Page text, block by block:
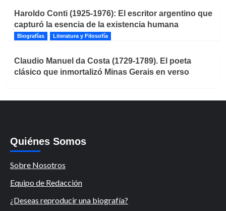
Haroldo Conti (1925-1976): El escritor argentino que
capturó la esencia de la existencia humana
Biografías Literatura y Filosofía
Claudio Manuel da Costa (1729-1789). El poeta
clásico que inmortalizó Minas Gerais en verso
Quiénes Somos
Sobre Nosotros
Equipo de Redacción
¿Deseas reproducir una biografía?